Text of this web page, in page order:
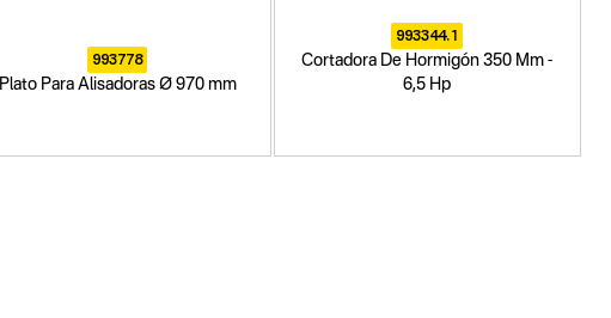
993778
Plato Para Alisadoras Ø 970 mm
993344.1
Cortadora De Hormigón 350 Mm -
6,5 Hp